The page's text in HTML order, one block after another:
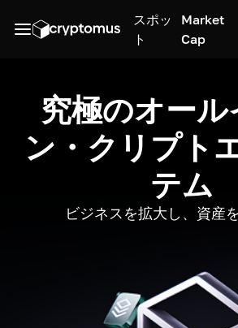
スポッ
ト
Market
Cap
究極のオール
ン・クリプト
テム
ビジネスを拡大し、資産